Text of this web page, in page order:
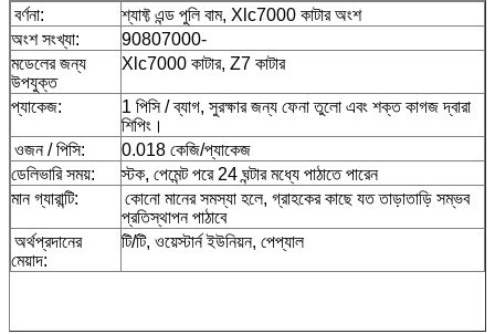
বর্ণনা:
শ্যাফ্ট এন্ড পুলি বাম, Xlc7000 কাটার অংশ
অংশ সংখ্যা:
90807000-
মডেলের জন্য
উপযুক্ত
Xlc7000 কাটার, Z7 কাটার
প্যাকেজ:
1 পিসি / ব্যাগ, সুরক্ষার জন্য ফেনা তুলো এবং শক্ত কাগজ দ্বারা
শিপিং।
ওজন / পিসি:
0.018 কেজি/প্যাকেজ
ডেলিভারি সময়:
স্টক, পেমেন্ট পরে 24 ঘন্টার মধ্যে পাঠাতে পারেন
মান গ্যারান্টি:
কোনো মানের সমস্যা হলে, গ্রাহকের কাছে যত তাড়াতাড়ি সম্ভব
প্রতিস্থাপন পাঠাবে
অর্থপ্রদানের
মেয়াদ:
টি/টি, ওয়েস্টার্ন ইউনিয়ন, পেপ্যাল